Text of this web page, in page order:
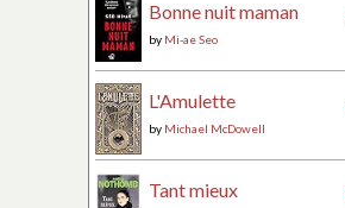
Bonne nuit maman
by Mi-ae Seo
L'Amulette
by Michael McDowell
Tant mieux